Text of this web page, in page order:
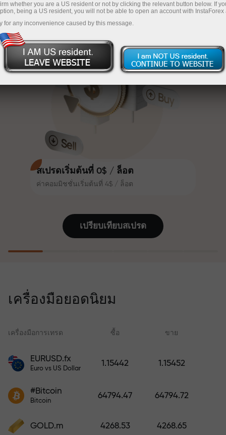
InstaForex
สเปรดเริ่มต้นที่ 0$ / ล็อต
ค่าคอมมิชชั่นเริ่มต้นที่ 4$ / ล็อต
InstaForex ทุกคนสามารถรับโบนัส
สูงสุด 30% จากยอดฝาก และใช้
ประโยชน์จากโปรโมชั่นและข้อเสนอ
พิเศษอื่น ๆ
ความเร็วในสนามแข่งและความเร็ว
ในการเทรดมีคุณค่าเดียวกัน Aleš
Loprais นำความมุ่งมั่นและวินัยเข้าสู่
โลกของการเทรด ในฐานะพันธมิตรที่
สร้างแรงบันดาลใจให้ลูกค้าบรรลุเป้า
หมายที่ทะเยอทะยาน
คนสามารถรับ iPhone, MacBook
หรือทริปในฝัน เพียงแค่ฝากเงิน
การขาดทุนและรับประกันกำไรเพิ่ม
ปกป้อง!
ผิด ยิ่งฝากมาก ตัวคูณยิ่งสูง
แจ็กพอตของขวัญส่วนตัวของคุณ
ฝากเงินจำนวน $333 — เลือกของขวัญมูลค่าสูงสุด
$1,500
เทรดแบบไร้ความเสี่ยง — เรารับประกัน
กำไรของคุณ
โบนัสสูงสุด X1000 — ตัวคูณที่ใหญ่ที่สุด
เปรียบเทียบสเปรด
เครื่องมือยอดนิยม
เครื่องมือการเทรด ซื้อ ขาย
EURUSD.fx
Euro vs US Dollar
1.15442 1.15452
#Bitcoin
Bitcoin
64794.47 64794.72
GOLD.m 4268.53 4268.65
whether you are a US resident or not by clicking the relevant button below. If
being a US resident, you will not be able to open an account with InstaForex
for any inconvenience caused by this message.